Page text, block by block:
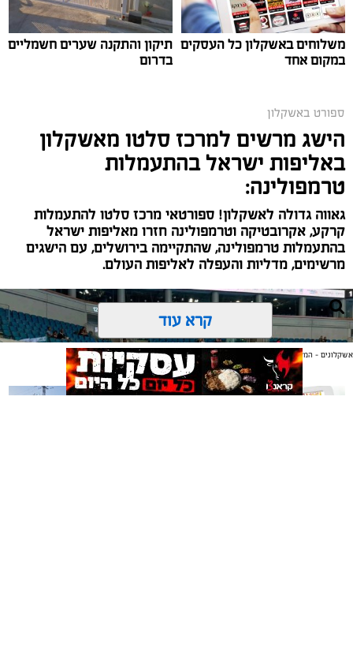
ליגת כדורגל החופים הוותיקה והיחידה בישראל פתחה
רשמית את עונתה ה-20.
המחזור הראשון סיפק את כל מה שאוהדי כדורגל אוהבים:
מקצועית גבוהה כיאה למפעל בעל מסורת מפוארת.
את חגיגת הפתיחה ציינו מאות צופים נלהבים שמילאו את
היציעים עד אפס מקום, ונהנו מאווירה של כדורגל קצבי
ומוזיקה טובה.
משלוחים באשקלון כל העסקים
במקום אחד
תיקון והתקנה שערים חשמליים
בדרום
ספורט באשקלון
הישג מרשים למרכז סלטו מאשקלון
באליפות ישראל בהתעמלות
טרמפולינה:
גאווה גדולה לאשקלון! ספורטאי מרכז סלטו להתעמלות
קרקע, אקרובטיקה וטרמפולינה חזרו מאליפות ישראל
בהתעמלות טרמפולינה, שהתקיימה בירושלים, עם הישגים
מרשימים, מדליות והעפלה לאליפות העולם.
קרא עוד
אשקלונים - המקומון היומי של אשקלון באינטרנט
אולי יעניין אותך גם